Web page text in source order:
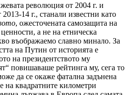
революция от 2004 г. и
14 г., станали известни като
, ожесточената самозащита на
а не на етническа
въображаемо славно минало. За
на Путин от историята е
на президентството му
повишаваше рейтинга му, сега то
да се окаже фатална задънена
квадратните километри